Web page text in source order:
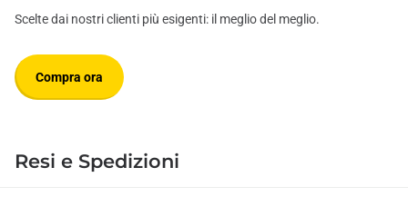
Scelte dai nostri clienti più esigenti: il meglio del meglio.
Compra ora
Resi e Spedizioni